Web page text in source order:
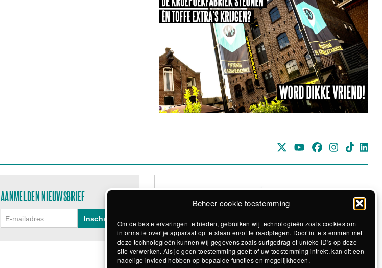
Beheer cookie toestemming
Om de beste ervaringen te bieden, gebruiken wij technologieën zoals cookies om
informatie over je apparaat op te slaan en/of te raadplegen. Door in te stemmen met
deze technologieën kunnen wij gegevens zoals surfgedrag of unieke ID's op deze
site verwerken. Als je geen toestemming geeft of uw toestemming intrekt, kan dit een
nadelige invloed hebben op bepaalde functies en mogelijkheden.
AANMELDEN NIEUWSBRIEF
Realisatie The MindOffice